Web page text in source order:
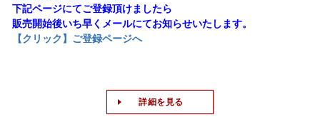
下記ページにてご登録頂けましたら
販売開始後いち早くメールにてお知らせいたします。
【クリック】ご登録ページへ
詳細を見る